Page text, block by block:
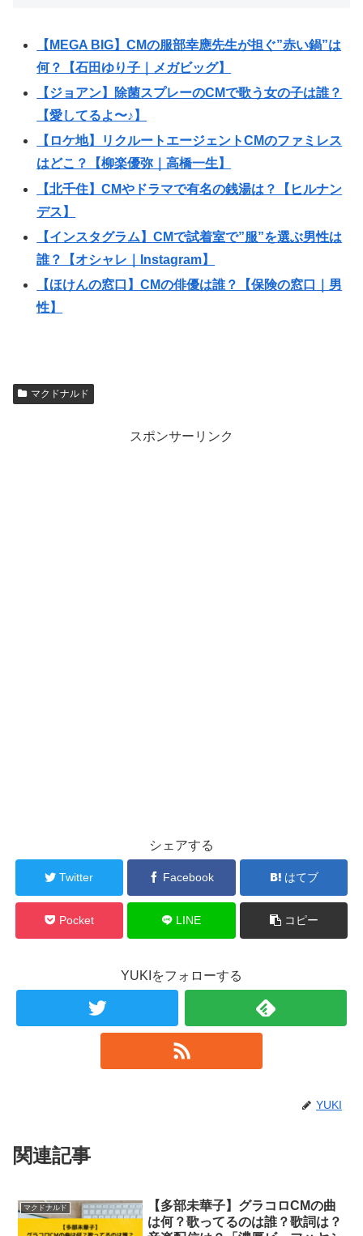
【MEGA BIG】CMの服部幸應先生が担ぐ”赤い鍋”は
何？【石田ゆり子｜メガビッグ】
【ジョアン】除菌スプレーのCMで歌う女の子は誰？
【愛してるよ〜♪】
【ロケ地】リクルートエージェントCMのファミレス
はどこ？【柳楽優弥｜高橋一生】
【北千住】CMやドラマで有名の銭湯は？【ヒルナン
デス】
【インスタグラム】CMで試着室で”服”を選ぶ男性は
誰？【オシャレ｜Instagram】
【ほけんの窓口】CMの俳優は誰？【保険の窓口｜男
性】
マクドナルド
スポンサーリンク
シェアする
Twitter Facebook はてブ
Pocket LINE コピー
YUKIをフォローする
YUKI
関連記事
マクドナルド
【多部未華子】グラコロCMの曲
は何？歌ってるのは誰？歌詞は？